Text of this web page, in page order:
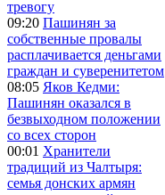
тревогу
09:20 Пашинян за
собственные провалы
расплачивается деньгами
граждан и суверенитетом
08:05 Яков Кедми:
Пашинян оказался в
безвыходном положении
со всех сторон
00:01 Хранители
традиций из Чалтыря:
семья донских армян